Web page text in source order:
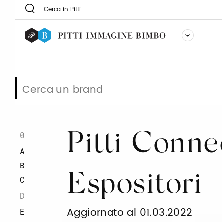
0
A
B
C
D
E
Pitti
Espositori
Aggiornato al 01.03.2022